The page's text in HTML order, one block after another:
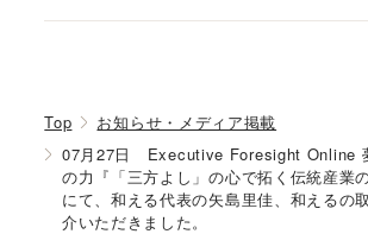
Top
お知らせ・メディア掲載
07月27日 Executive Foresight Online
の力『「三方よし」の心で拓く伝統産業
にて、和える代表の矢島里佳、和えるの
介いただきました。